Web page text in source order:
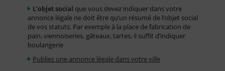
L’objet social que vous devez indiquer dans votre
annonce légale ne doit être qu’un résumé de l’objet social
de vos statuts. Par exemple à la place de fabrication de
pain, viennoiseries, gâteaux, tartes, il suffit d’indiquer
boulangerie
Publiez une annonce légale dans votre ville